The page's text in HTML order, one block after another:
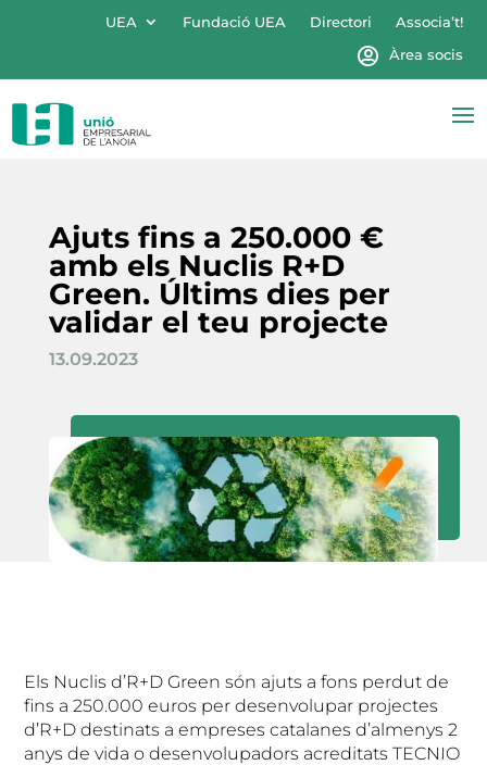
UEA Fundació UEA Directori
Associa’t!
Àrea socis
Ajuts fins a 250.000 €
amb els Nuclis R+D
Green. Últims dies per
validar el teu projecte
13.09.2023
Els Nuclis d’R+D Green són ajuts a fons perdut de
fins a 250.000 euros per desenvolupar projectes
d’R+D destinats a empreses catalanes d’almenys 2
anys de vida o desenvolupadors acreditats TECNIO